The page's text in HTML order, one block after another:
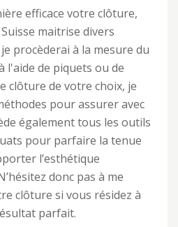
efficace votre clôture,
maitrise divers
procèderai à la mesure du
l'aide de piquets ou de
clôture de votre choix, je
pour assurer avec
également tous les outils
pour parfaire la tenue
l’esthétique
donc pas à me
clôture si vous résidez à
parfait.